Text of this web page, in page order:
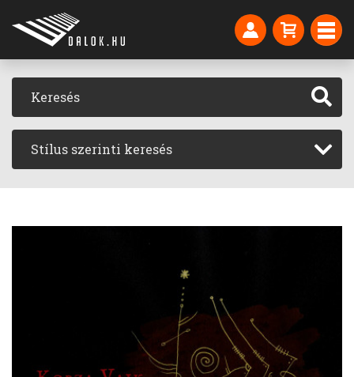
Stílus szerinti keresés